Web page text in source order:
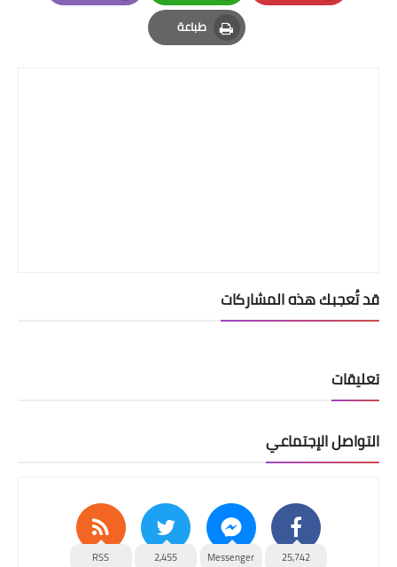
Pinterest
Whatsapp
Email
طباعة
Print
قد تُعجبك هذه المشاركات
تعليقات
التواصل الإجتماعي
25,742
Messenger
2,455
RSS